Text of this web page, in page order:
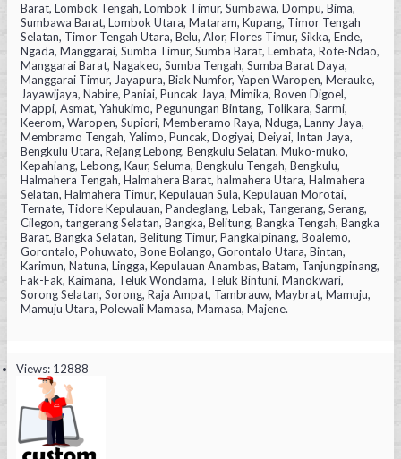
Barat, Lombok Tengah, Lombok Timur, Sumbawa, Dompu, Bima,
Sumbawa Barat, Lombok Utara, Mataram, Kupang, Timor Tengah
Selatan, Timor Tengah Utara, Belu, Alor, Flores Timur, Sikka, Ende,
Ngada, Manggarai, Sumba Timur, Sumba Barat, Lembata, Rote-Ndao,
Manggarai Barat, Nagakeo, Sumba Tengah, Sumba Barat Daya,
Manggarai Timur, Jayapura, Biak Numfor, Yapen Waropen, Merauke,
Jayawijaya, Nabire, Paniai, Puncak Jaya, Mimika, Boven Digoel,
Mappi, Asmat, Yahukimo, Pegunungan Bintang, Tolikara, Sarmi,
Keerom, Waropen, Supiori, Memberamo Raya, Nduga, Lanny Jaya,
Membramo Tengah, Yalimo, Puncak, Dogiyai, Deiyai, Intan Jaya,
Bengkulu Utara, Rejang Lebong, Bengkulu Selatan, Muko-muko,
Kepahiang, Lebong, Kaur, Seluma, Bengkulu Tengah, Bengkulu,
Halmahera Tengah, Halmahera Barat, halmahera Utara, Halmahera
Selatan, Halmahera Timur, Kepulauan Sula, Kepulauan Morotai,
Ternate, Tidore Kepulauan, Pandeglang, Lebak, Tangerang, Serang,
Cilegon, tangerang Selatan, Bangka, Belitung, Bangka Tengah, Bangka
Barat, Bangka Selatan, Belitung Timur, Pangkalpinang, Boalemo,
Gorontalo, Pohuwato, Bone Bolango, Gorontalo Utara, Bintan,
Karimun, Natuna, Lingga, Kepulauan Anambas, Batam, Tanjungpinang,
Fak-Fak, Kaimana, Teluk Wondama, Teluk Bintuni, Manokwari,
Sorong Selatan, Sorong, Raja Ampat, Tambrauw, Maybrat, Mamuju,
Mamuju Utara, Polewali Mamasa, Mamasa, Majene.
Views: 12888